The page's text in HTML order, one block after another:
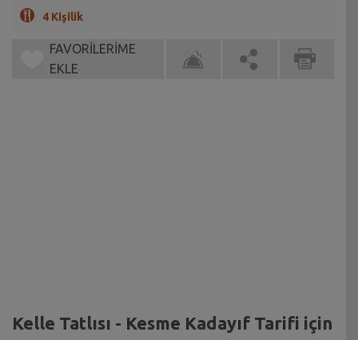
4 Kişilik
FAVORİLERİME
EKLE
Kelle Tatlısı - Kesme Kadayıf Tarifi için